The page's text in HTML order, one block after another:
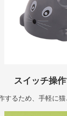
スイッチ操
するため、手軽に